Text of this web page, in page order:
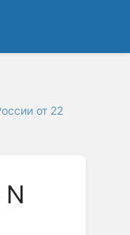
от 22